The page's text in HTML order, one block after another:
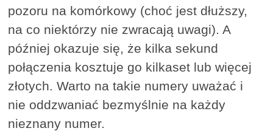
pozoru na komórkowy (choć jest dłuższy,
na co niektórzy nie zwracają uwagi). A
później okazuje się, że kilka sekund
połączenia kosztuje go kilkaset lub więcej
złotych. Warto na takie numery uważać i
nie oddzwaniać bezmyślnie na każdy
nieznany numer.